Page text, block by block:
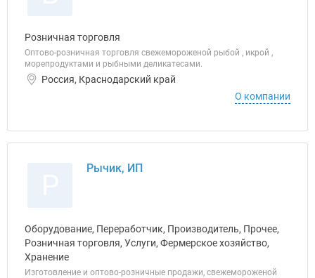
Розничная торговля
Оптово-розничная торговля свежемороженой рыбой , икрой ,
морепродуктами и рыбными деликатесами.
Россия, Краснодарский край
О компании
Рычик, ИП
Оборудование, Переработчик, Производитель, Прочее,
Розничная торговля, Услуги, Фермерское хозяйство,
Хранение
Изготовление и оптово-розничные продажи, свежемороженой